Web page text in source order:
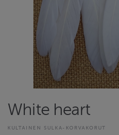
White heart
KULTAINEN SULKA-KORVAKORUT